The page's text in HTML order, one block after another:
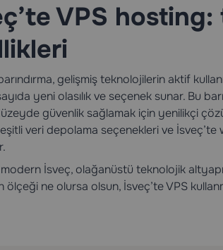
VPS
gelişmiş teknolojilerin aktif
yeni olasılık ve seçenek sunar. Bu
güvenlik sağlamak için yenilikçi
veri depolama seçenekleri ve İsveç’te
modern İsveç, olağanüstü teknolojik
ölçeği ne olursa olsun, İsveç’te VPS